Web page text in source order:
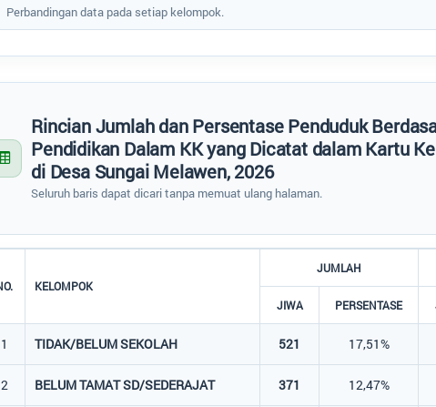
Perbandingan data pada setiap kelompok.
Rincian Jumlah dan Persentase Penduduk
Pendidikan Dalam KK yang Dicatat dalam Kartu
di Desa Sungai Melawen, 2026
Seluruh baris dapat dicari tanpa memuat ulang halaman.
KELOMPOK
JUMLAH
JIWA PERSENTASE
1 TIDAK/BELUM SEKOLAH 521 17,51%
2 BELUM TAMAT SD/SEDERAJAT 371 12,47%